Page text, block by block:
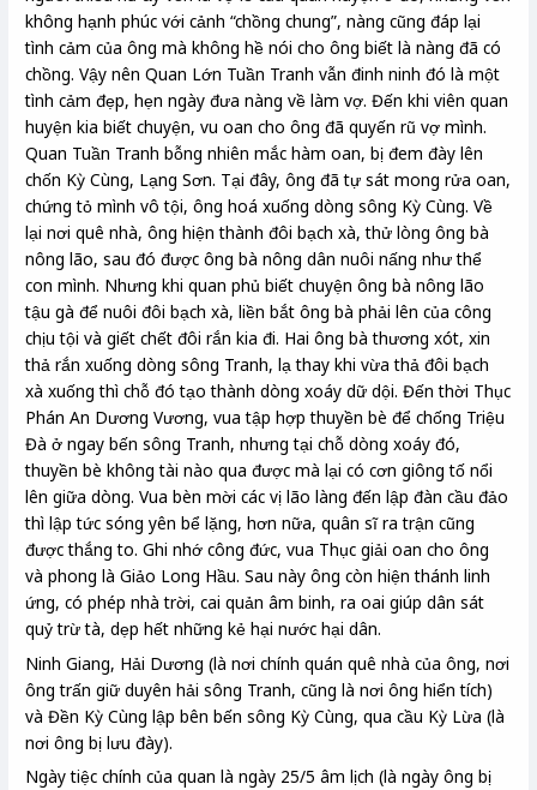
không hạnh phúc với cảnh “chồng chung”, nàng cũng đáp lại
tình cảm của ông mà không hề nói cho ông biết là nàng đã có
chồng. Vậy nên Quan Lớn Tuần Tranh vẫn đinh ninh đó là một
tình cảm đẹp, hẹn ngày đưa nàng về làm vợ. Đến khi viên quan
huyện kia biết chuyện, vu oan cho ông đã quyến rũ vợ mình.
Quan Tuần Tranh bỗng nhiên mắc hàm oan, bị đem đày lên
chốn Kỳ Cùng, Lạng Sơn. Tại đây, ông đã tự sát mong rửa oan,
chứng tỏ mình vô tội, ông hoá xuống dòng sông Kỳ Cùng. Về
lại nơi quê nhà, ông hiện thành đôi bạch xà, thử lòng ông bà
nông lão, sau đó được ông bà nông dân nuôi nấng như thể
con mình. Nhưng khi quan phủ biết chuyện ông bà nông lão
tậu gà để nuôi đôi bạch xà, liền bắt ông bà phải lên của công
chịu tội và giết chết đôi rắn kia đi. Hai ông bà thương xót, xin
thả rắn xuống dòng sông Tranh, lạ thay khi vừa thả đôi bạch
xà xuống thì chỗ đó tạo thành dòng xoáy dữ dội. Đến thời Thục
Phán An Dương Vương, vua tập hợp thuyền bè để chống Triệu
Đà ở ngay bến sông Tranh, nhưng tại chỗ dòng xoáy đó,
thuyền bè không tài nào qua được mà lại có cơn giông tố nổi
lên giữa dòng. Vua bèn mời các vị lão làng đến lập đàn cầu đảo
thì lập tức sóng yên bể lặng, hơn nữa, quân sĩ ra trận cũng
được thắng to. Ghi nhớ công đức, vua Thục giải oan cho ông
và phong là Giảo Long Hầu. Sau này ông còn hiện thánh linh
ứng, có phép nhà trời, cai quản âm binh, ra oai giúp dân sát
quỷ trừ tà, dẹp hết những kẻ hại nước hại dân.
Ninh Giang, Hải Dương (là nơi chính quán quê nhà của ông, nơi
ông trấn giữ duyên hải sông Tranh, cũng là nơi ông hiển tích)
và Đền Kỳ Cùng lập bên bến sông Kỳ Cùng, qua cầu Kỳ Lừa (là
nơi ông bị lưu đày).
Ngày tiệc chính của quan là ngày 25/5 âm lịch (là ngày ông bị